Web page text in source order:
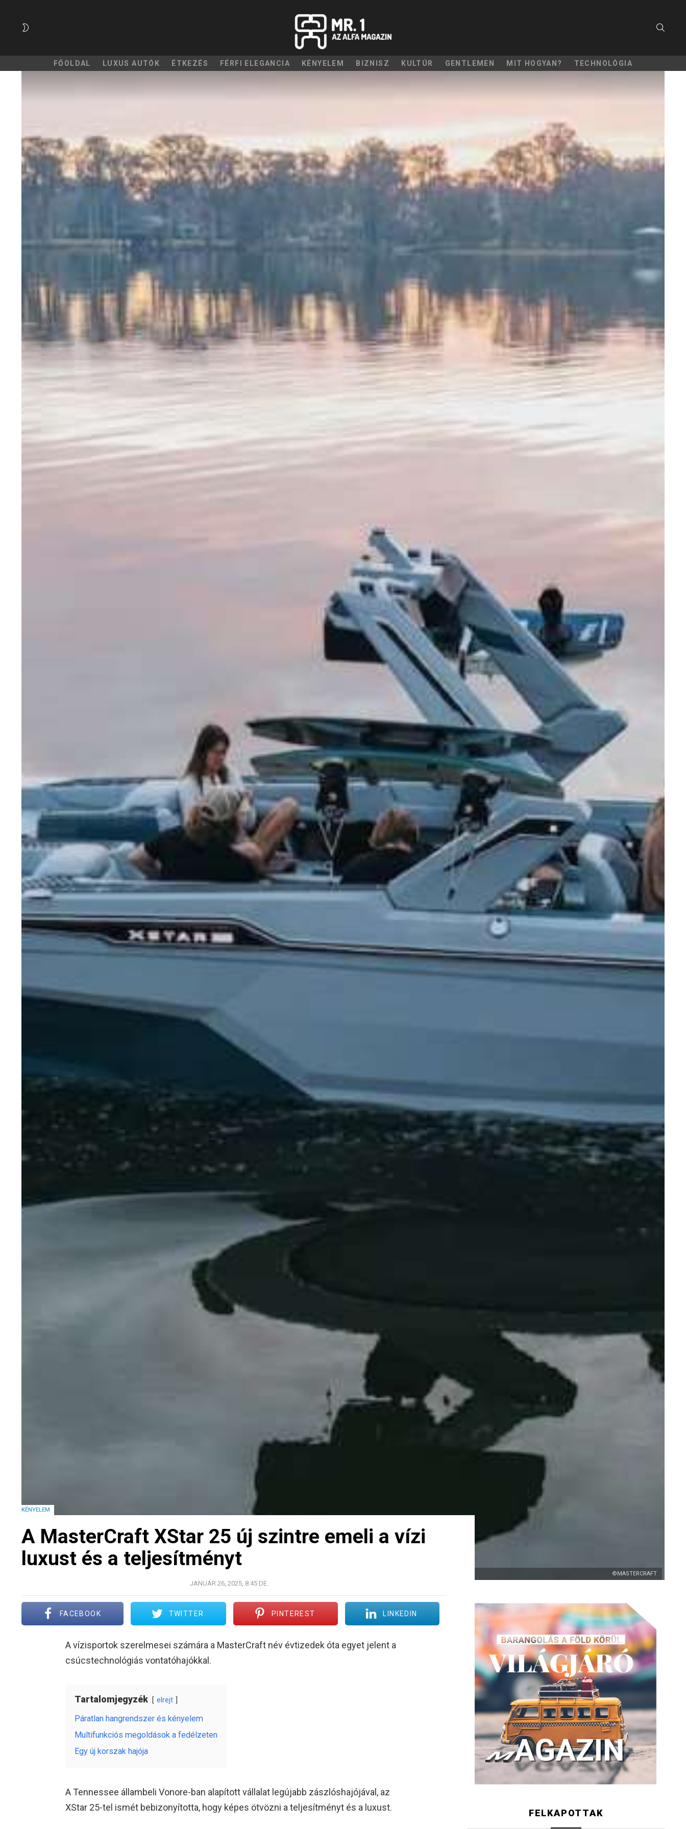
FŐOLDAL LUXUS AUTÓK ÉTKEZÉS FÉRFI ELEGANCIA KÉNYELEM BIZNISZ KULTÚR GENTLEMEN MIT HOGYAN? TECHNOLÓGIA
KÉNYELEM
A MasterCraft XStar 25 új szintre emeli a vízi
luxust és a teljesítményt
©MASTERCRAFT
JANUÁR 26, 2025, 8:45 DE.
FACEBOOK TWITTER PINTEREST LINKEDIN
A vízisportok szerelmesei számára a MasterCraft név évtizedek óta egyet jelent a
csúcstechnológiás vontatóhajókkal.
Tartalomjegyzék elrejt
Páratlan hangrendszer és kényelem
Multifunkciós megoldások a fedélzeten
Egy új korszak hajója
A Tennessee állambeli Vonore-ban alapított vállalat legújabb zászlóshajójával, az
XStar 25-tel ismét bebizonyította, hogy képes ötvözni a teljesítményt és a luxust.
FELKAPOTTAK